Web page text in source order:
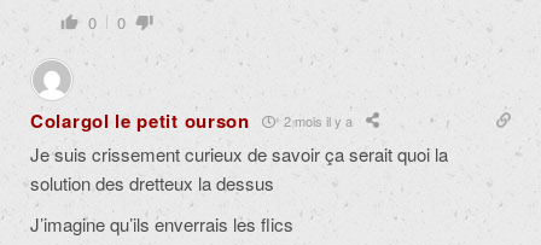
0 0
Colargol le petit ourson 2 mois il y a
Je suis crissement curieux de savoir ça serait quoi la
solution des dretteux la dessus
J’imagine qu’ils enverrais les flics